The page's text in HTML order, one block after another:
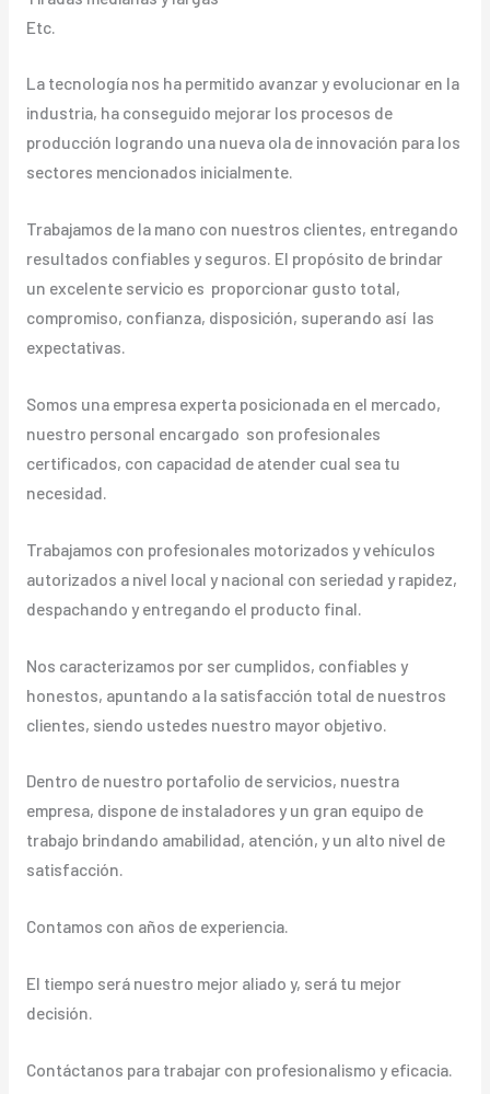
Etc.
La tecnología nos ha permitido avanzar y evolucionar en la
industria, ha conseguido mejorar los procesos de
producción logrando una nueva ola de innovación para los
sectores mencionados inicialmente.
Trabajamos de la mano con nuestros clientes, entregando
resultados confiables y seguros. El propósito de brindar
un excelente servicio es proporcionar gusto total,
compromiso, confianza, disposición, superando así las
expectativas.
Somos una empresa experta posicionada en el mercado,
nuestro personal encargado son profesionales
certificados, con capacidad de atender cual sea tu
necesidad.
Trabajamos con profesionales motorizados y vehículos
autorizados a nivel local y nacional con seriedad y rapidez,
despachando y entregando el producto final.
Nos caracterizamos por ser cumplidos, confiables y
honestos, apuntando a la satisfacción total de nuestros
clientes, siendo ustedes nuestro mayor objetivo.
Dentro de nuestro portafolio de servicios, nuestra
empresa, dispone de instaladores y un gran equipo de
trabajo brindando amabilidad, atención, y un alto nivel de
satisfacción.
Contamos con años de experiencia.
El tiempo será nuestro mejor aliado y, será tu mejor
decisión.
Contáctanos para trabajar con profesionalismo y eficacia.